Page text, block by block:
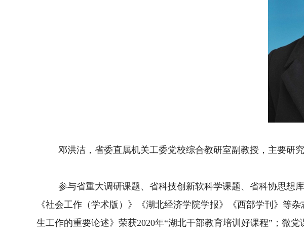
邓洪洁， 省委直属机关工委党校综合教研室副教授， 主要研
参与省重大调研课题、省科技创新软科学课题、省科协思想
《社会工作（学术版）》《湖北经济学院学报》《西部学刊》等
生工作的重要论述》荣获2020年“湖北干部教育培训好课程”；微